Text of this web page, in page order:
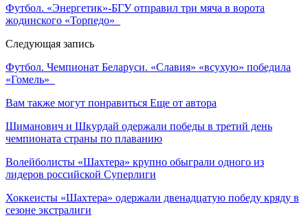
Футбол. «Энергетик»-БГУ отправил три мяча в ворота
жодинского «Торпедо»
Следующая запись
Футбол. Чемпионат Беларуси. «Славия» «всухую» победила
«Гомель»
Вам также могут понравиться Еще от автора
Шиманович и Шкурдай одержали победы в третий день
чемпионата страны по плаванию
Волейболисты «Шахтера» крупно обыграли одного из
лидеров российской Суперлиги
Хоккеисты «Шахтера» одержали двенадцатую победу кряду в
сезоне экстралиги